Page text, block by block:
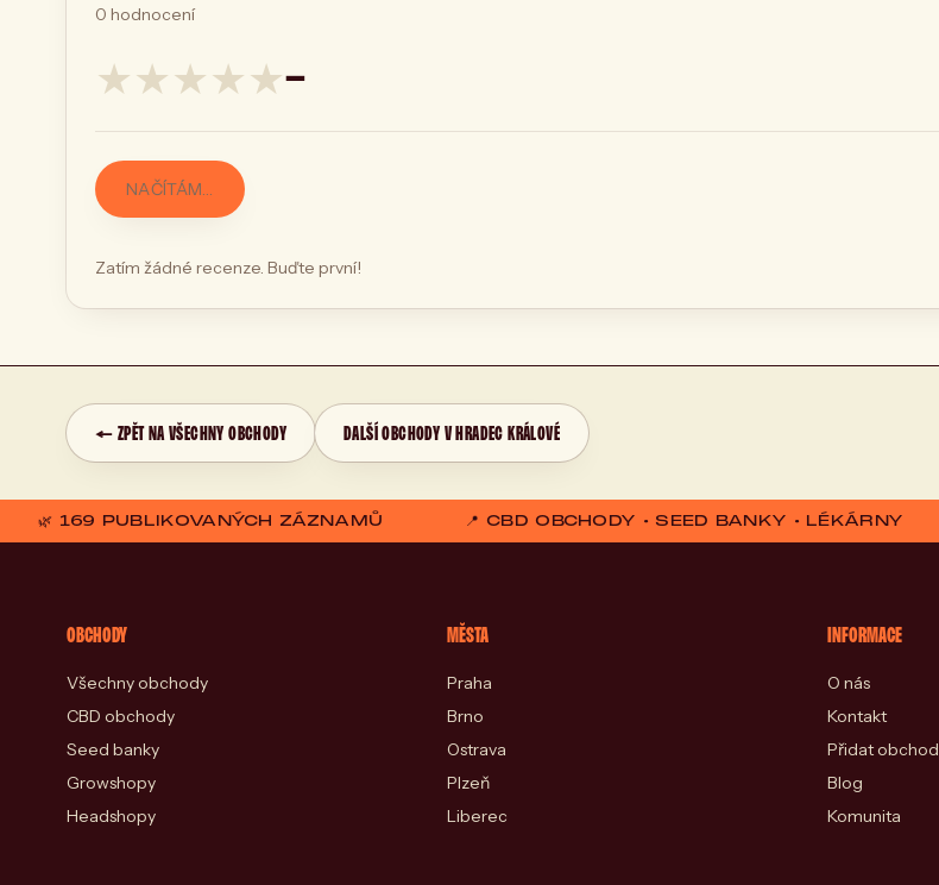
0 hodnocení
★★★★★—
NAČÍTÁM…
Zatím žádné recenze. Buďte první!
← ZPĚT NA VŠECHNY OBCHODY DALŠÍ OBCHODY V HRADEC KRÁLOVÉ
🌿 169 PUBLIKOVANÝCH ZÁZNAMŮ 📍 CBD OBCHODY • SEED BANKY • LÉKÁRNY
OBCHODY
Všechny obchody
CBD obchody
Seed banky
Growshopy
Headshopy
MĚSTA
Praha
Brno
Ostrava
Plzeň
Liberec
INFORMACE
O nás
Kontakt
Přidat obchod
Blog
Komunita